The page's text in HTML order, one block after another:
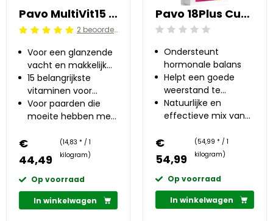
Pavo MultiVit15 3 kg
Beoordeling: 5/5 2 beoordelingen
Voor een glanzende
vacht en makkelijke
verharing
15 belangrijkste
vitaminen voor
paarden
Voor paarden die
moeite hebben met
€
44,49
(14,83 * / 1
kilogram)
Op voorraad
In winkelwagen
Pavo 18Plus Cushin 1 kg
Beoordeling: 0/5
Ondersteunt
hormonale balans
Helpt een goede
weerstand te
behouden
Natuurlijke en
effectieve mix van
€
54,99
(54,99 * / 1
kilogram)
Op voorraad
In winkelwagen